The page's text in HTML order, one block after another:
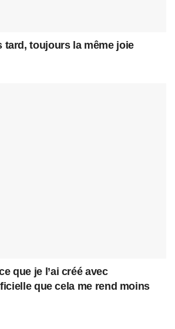
tard, toujours la même joie
que je l’ai créé avec
que cela me rend moins